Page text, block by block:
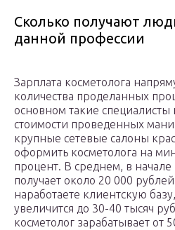
Сколько получают
данной профессии
Зарплата косметолога
количества проделанных
основном такие специалисты
стоимости проведенных
крупные сетевые салоны
оформить косметолога на
процент. В среднем, в
получает около 20 000
наработаете клиентскую
увеличится до 30-40 тысяч
косметолог зарабатывает от